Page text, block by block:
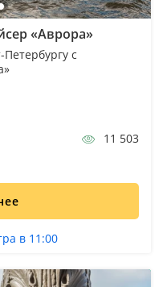
«Аврора»
с
11 503
в 11:00